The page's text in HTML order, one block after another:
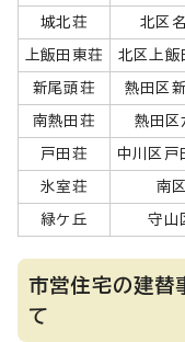
城北荘 北区
上飯田東荘 北区上飯
新尾頭荘 熱田区
南熱田荘 熱田区
戸田荘 中川区戸
氷室荘 南
緑ケ丘 守山
市営住宅の建替
て